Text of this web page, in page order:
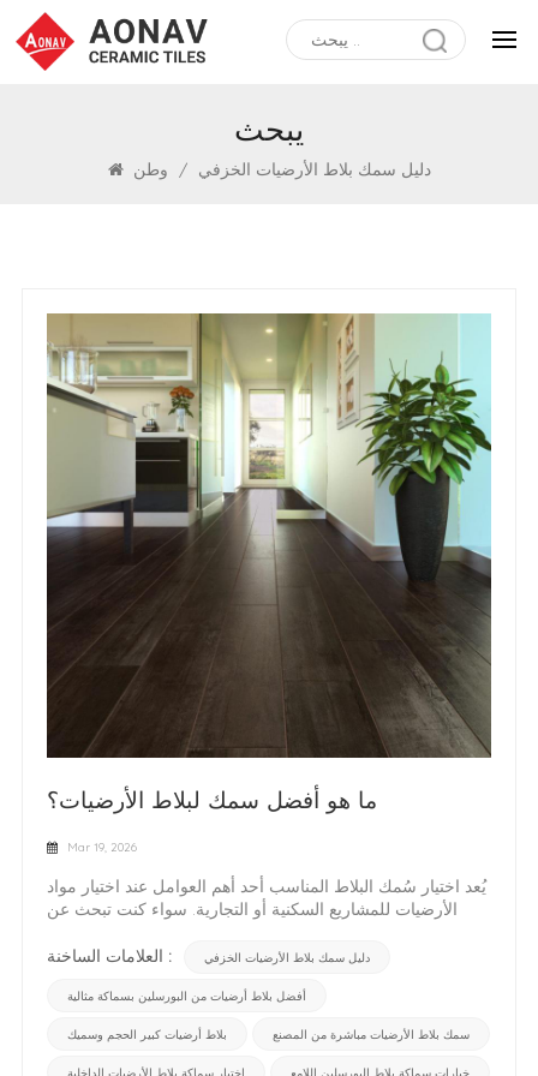
يبحث
/ دليل سمك بلاط الأرضيات الخزفي
ما هو أفضل سمك لبلاط الأرضيات؟
Mar 19, 2026
يُعد اختيار سُمك البلاط المناسب أحد أهم العوامل عند اختيار مواد
الأرضيات للمشاريع السكنية أو التجارية. سواء كنت تبحث عن
الخزفي، أو التخطيط لمشروع بناء واسع النطاق، فإن فهم سمك
التركيب. فهم سُمك بلاط الأرضيات القياسيمعظم بلاط الأرضيات
الخزفي و أرضيات من بلاط السيراميك تتوفر هذه المنتجات
بسماكات تتراوح بين 6 مم و 12 مم. ومع ذلك، تتطلب التطبيقات
المختلفة مستويات سماكة مختلفة:بلاط بسمك 6 مم - 8 ممخفيف
العلامات الساخنة : دليل سمك بلاط الأرضيات الخزفي
أفضل بلاط أرضيات من البورسلين بسماكة مثالية
بلاط أرضيات كبير الحجم وسميك سمك بلاط الأرضيات مباشرة من المصنع
اختيار سماكة بلاط الأرضيات الداخلية خيارات سماكة بلاط البورسلين اللامع